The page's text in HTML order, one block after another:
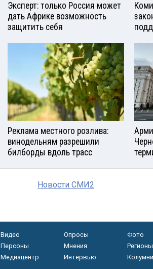
Эксперт: только Россия может
дать Африке возможность
защитить себя
Реклама местного розлива:
винодельням разрешили
билборды вдоль трасс
Новости СМИ2
Видео Опросы
Фото
Персоны
Мнения
Регионы
Медиацентр
Интервью